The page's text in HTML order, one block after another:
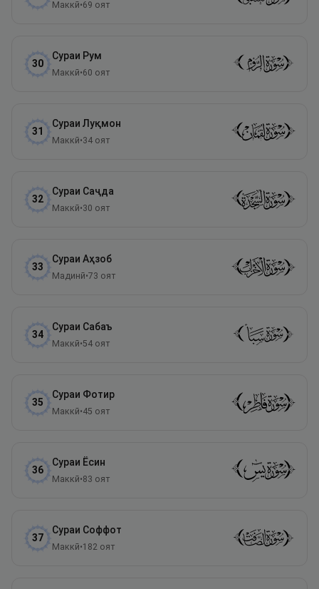
Маккӣ•69 оят
30
Сураи Рум
Маккӣ•60 оят
31
Сураи Луқмон
Маккӣ•34 оят
32
Сураи Саҷда
Маккӣ•30 оят
33
Сураи Аҳзоб
Мадинӣ•73 оят
34
Сураи Сабаъ
Маккӣ•54 оят
35
Сураи Фотир
Маккӣ•45 оят
36
Сураи Ёсин
Маккӣ•83 оят
37
Сураи Соффот
Маккӣ•182 оят